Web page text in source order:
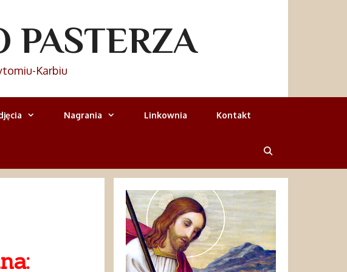
PASTERZA
Karbiu
Nagrania Linkownia Kontakt